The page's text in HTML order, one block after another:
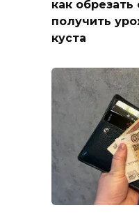
как
получить
куста